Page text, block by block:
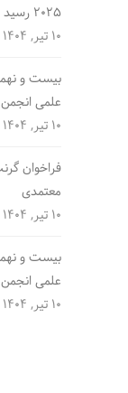
2025 رسید
10 تیر, 1404
بیست و
علمی
10 تیر, 1404
فراخوان
معتمدی
10 تیر, 1404
بیست و
علمی
10 تیر, 1404